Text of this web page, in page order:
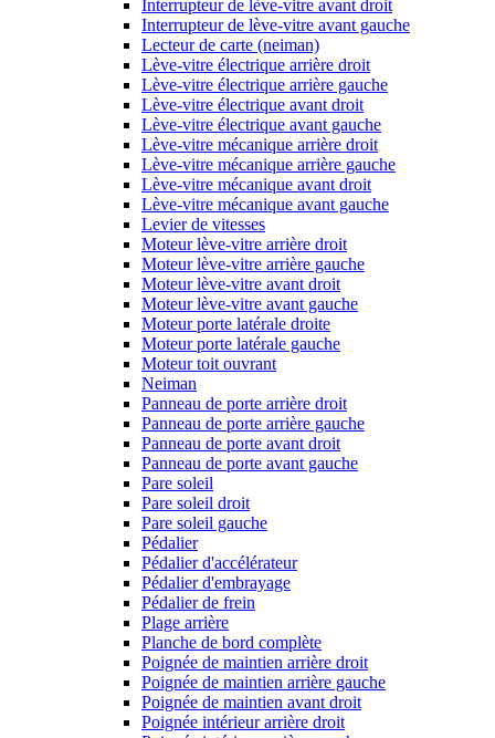
Interrupteur de lève-vitre avant droit
Interrupteur de lève-vitre avant gauche
Lecteur de carte (neiman)
Lève-vitre électrique arrière droit
Lève-vitre électrique arrière gauche
Lève-vitre électrique avant droit
Lève-vitre électrique avant gauche
Lève-vitre mécanique arrière droit
Lève-vitre mécanique arrière gauche
Lève-vitre mécanique avant droit
Lève-vitre mécanique avant gauche
Levier de vitesses
Moteur lève-vitre arrière droit
Moteur lève-vitre arrière gauche
Moteur lève-vitre avant droit
Moteur lève-vitre avant gauche
Moteur porte latérale droite
Moteur porte latérale gauche
Moteur toit ouvrant
Neiman
Panneau de porte arrière droit
Panneau de porte arrière gauche
Panneau de porte avant droit
Panneau de porte avant gauche
Pare soleil
Pare soleil droit
Pare soleil gauche
Pédalier
Pédalier d'accélérateur
Pédalier d'embrayage
Pédalier de frein
Plage arrière
Planche de bord complète
Poignée de maintien arrière droit
Poignée de maintien arrière gauche
Poignée de maintien avant droit
Poignée intérieur arrière droit